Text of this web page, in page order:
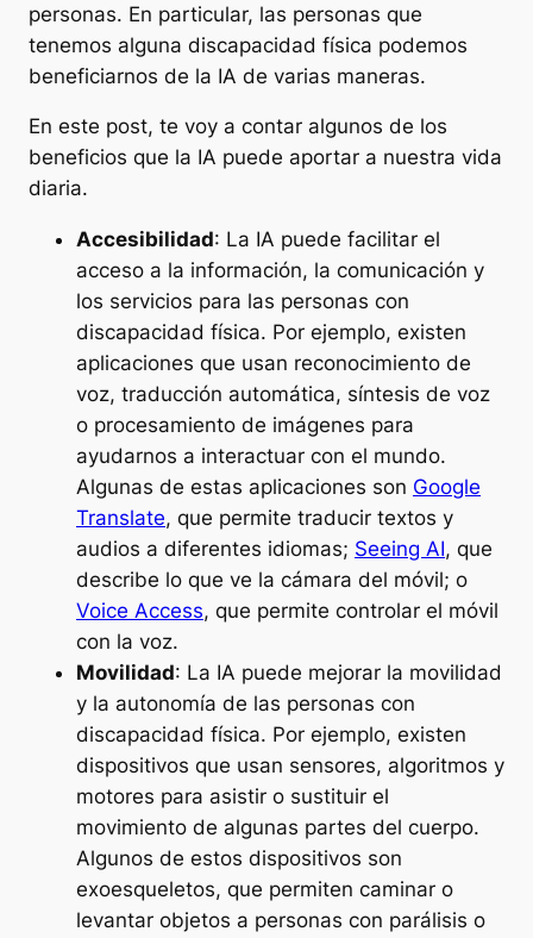
personas. En particular, las personas que
tenemos alguna discapacidad física podemos
beneficiarnos de la IA de varias maneras.
En este post, te voy a contar algunos de los
beneficios que la IA puede aportar a nuestra vida
diaria.
Accesibilidad: La IA puede facilitar el
acceso a la información, la comunicación y
los servicios para las personas con
discapacidad física. Por ejemplo, existen
aplicaciones que usan reconocimiento de
voz, traducción automática, síntesis de voz
o procesamiento de imágenes para
ayudarnos a interactuar con el mundo.
Algunas de estas aplicaciones son Google
Translate, que permite traducir textos y
audios a diferentes idiomas; ‎Seeing AI, que
describe lo que ve la cámara del móvil; o
Voice Access, que permite controlar el móvil
con la voz.
Movilidad: La IA puede mejorar la movilidad
y la autonomía de las personas con
discapacidad física. Por ejemplo, existen
dispositivos que usan sensores, algoritmos y
motores para asistir o sustituir el
movimiento de algunas partes del cuerpo.
Algunos de estos dispositivos son
exoesqueletos, que permiten caminar o
levantar objetos a personas con parálisis o